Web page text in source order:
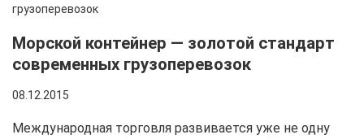
Морской контейнер — золотой стандарт
современных грузоперевозок
08.12.2015
Международная торговля развивается уже не одну